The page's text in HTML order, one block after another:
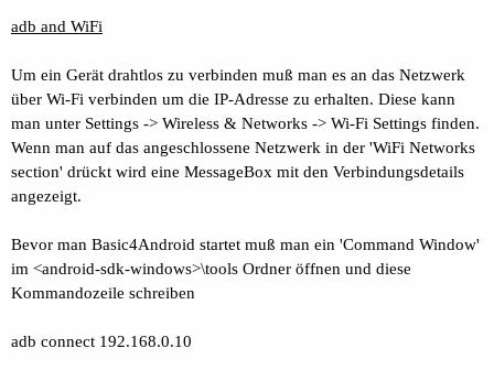
adb and WiFi
Um ein Gerät drahtlos zu verbinden muß man es an das Netzwerk
über Wi-Fi verbinden um die IP-Adresse zu erhalten. Diese kann
man unter Settings -> Wireless & Networks -> Wi-Fi Settings finden.
Wenn man auf das angeschlossene Netzwerk in der 'WiFi Networks
section' drückt wird eine MessageBox mit den Verbindungsdetails
angezeigt.
Bevor man Basic4Android startet muß man ein 'Command Window'
im <android-sdk-windows>\tools Ordner öffnen und diese
Kommandozeile schreiben
adb connect 192.168.0.10